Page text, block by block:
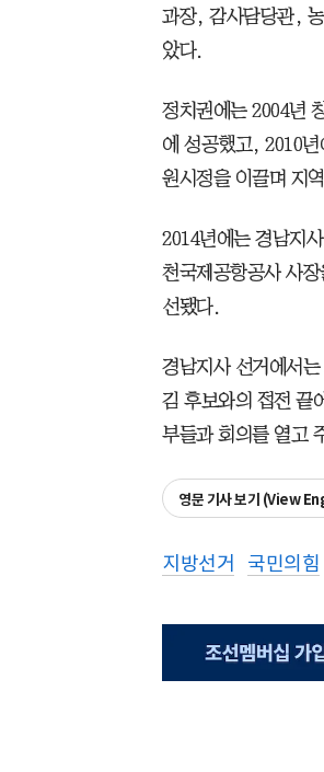
과장, 감사담당관,
았다.
정치권에는 2004년
에 성공했고, 2010
원시정을 이끌며 지
2014년에는 경남지
천국제공항공사 사
선됐다.
경남지사 선거에서
김 후보와의 접전 끝
부들과 회의를 열고
영문 기사 보기 (View
지방선거 국민의힘